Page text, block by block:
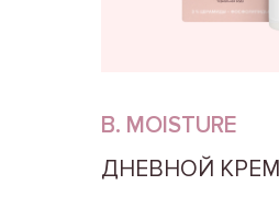
B. MOISTURE
ДНЕВНОЙ КРЕМ